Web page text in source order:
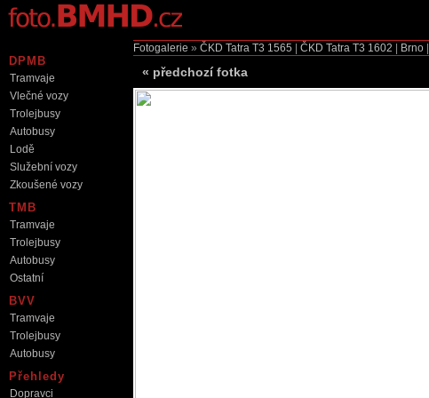
Fotogalerie » ČKD Tatra T3 1565 ČKD Tatra T3 1602 Brno
« předchozí fotka
DPMB
Tramvaje
Vlečné vozy
Trolejbusy
Autobusy
Lodě
Služební vozy
Zkoušené vozy
TMB
Tramvaje
Trolejbusy
Autobusy
Ostatní
BVV
Tramvaje
Trolejbusy
Autobusy
Přehledy
Dopravci